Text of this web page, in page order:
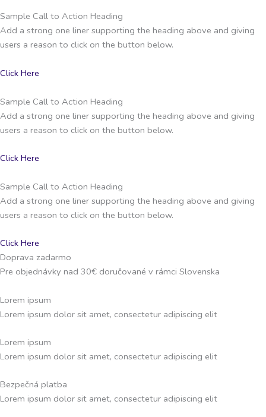
Sample Call to Action Heading
Add a strong one liner supporting the heading above and giving
users a reason to click on the button below.
Click Here
Sample Call to Action Heading
Add a strong one liner supporting the heading above and giving
users a reason to click on the button below.
Click Here
Sample Call to Action Heading
Add a strong one liner supporting the heading above and giving
users a reason to click on the button below.
Click Here
Doprava zadarmo
Pre objednávky nad 30€ doručované v rámci Slovenska
Lorem ipsum
Lorem ipsum dolor sit amet, consectetur adipiscing elit
Lorem ipsum
Lorem ipsum dolor sit amet, consectetur adipiscing elit
Bezpečná platba
Lorem ipsum dolor sit amet, consectetur adipiscing elit